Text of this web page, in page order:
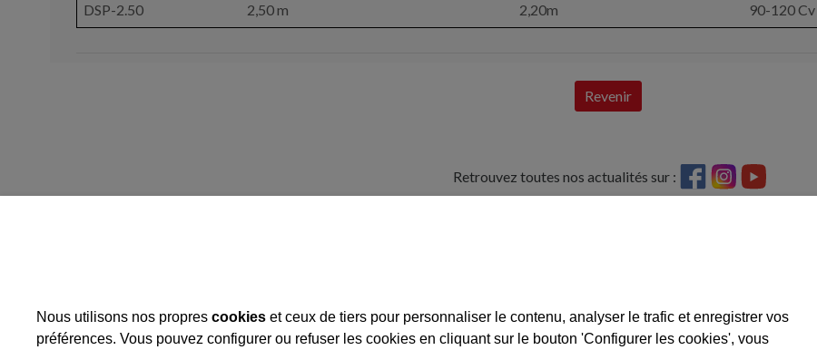
DSP-2.50 2,50 m 2,20m 90-120 Cv
Revenir
Retrouvez toutes nos actualités sur :
Aide pour " Agrandissementdes nouveaux
entrepôts"
Action du Programme de Développement
Rural de Catalogne 2014-2022, cofinancé
reca@vigerm.com
Nous utilisons nos proprescookies et ceux de tiers pour personnaliser le contenu, analyser le trafic et enregistrer vos
préférences. Vous pouvez configurer ou refuser les cookies en cliquant sur le bouton 'Configurer les cookies', vous